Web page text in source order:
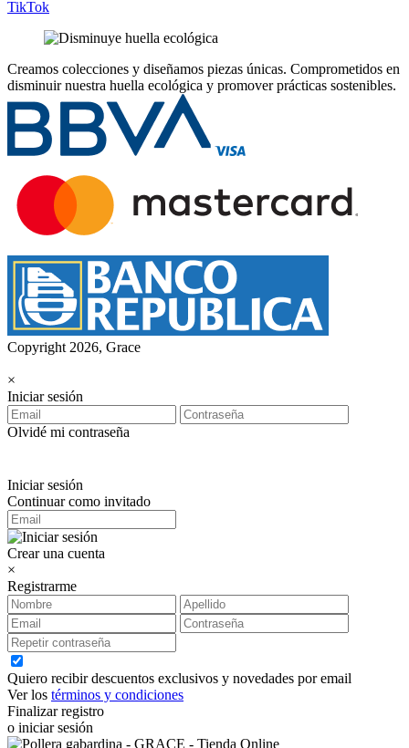
TikTok
Creamos colecciones y diseñamos piezas únicas. Comprometidos en
disminuir nuestra huella ecológica y promover prácticas sostenibles.
Copyright 2026, Grace
×
Iniciar sesión
Olvidé mi contraseña
Iniciar sesión
Continuar como invitado
Crear una cuenta
×
Registrarme
Quiero recibir descuentos exclusivos y novedades por email
Ver los términos y condiciones
Finalizar registro
o iniciar sesión